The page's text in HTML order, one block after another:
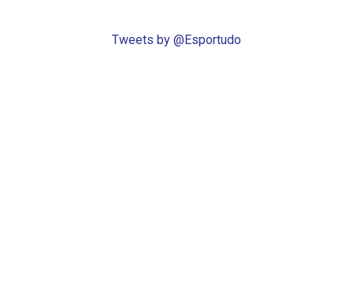
Tweets by @Esportudo